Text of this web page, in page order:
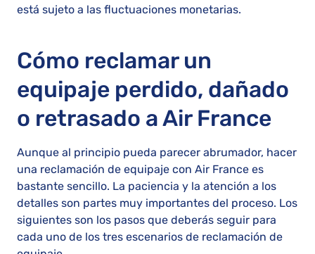
está sujeto a las fluctuaciones monetarias.
Cómo reclamar un
equipaje perdido, dañado
o retrasado a Air France
Aunque al principio pueda parecer abrumador, hacer
una reclamación de equipaje con Air France es
bastante sencillo. La paciencia y la atención a los
detalles son partes muy importantes del proceso. Los
siguientes son los pasos que deberás seguir para
cada uno de los tres escenarios de reclamación de